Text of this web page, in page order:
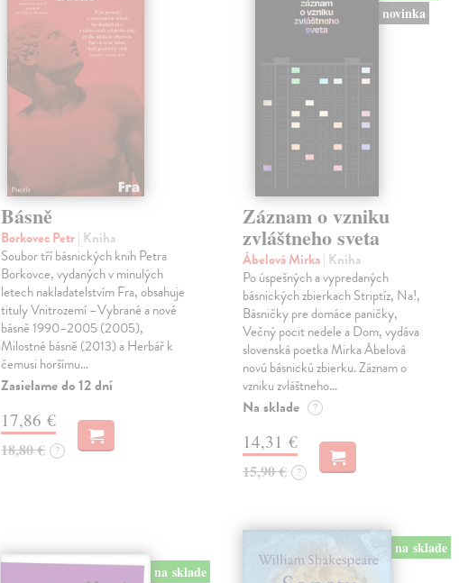
Básně
Borkovec Petr| Kniha
Soubor tří básnických knih Petra
Borkovce, vydaných v minulých
letech nakladatelstvím Fra, obsahuje
tituly Vnitrozemí –Vybrané a nové
básně 1990–2005 (2005),
Milostné básně (2013) a Herbář k
čemusi horšímu…
Zasielame do 12 dní
17,86 €
18,80 € ?
novinka
Záznam o vzniku
zvláštneho sveta
Ábelová Mirka| Kniha
Po úspešných a vypredaných
básnických zbierkach Striptíz, Na!,
Básničky pre domáce paničky,
Večný pocit nedele a Dom, vydáva
slovenská poetka Mirka Ábelová
novú básnickú zbierku. Záznam o
vzniku zvláštneho…
Na sklade ?
14,31 €
15,90 € ?
na sklade
na sklade